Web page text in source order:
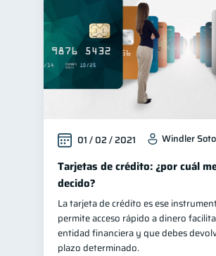
01 / 02 / 2021 Windler
Tarjetas de crédito: ¿por cuál
decido?
La tarjeta de crédito es ese
permite acceso rápido a dinero
entidad financiera y que debes
plazo determinado.